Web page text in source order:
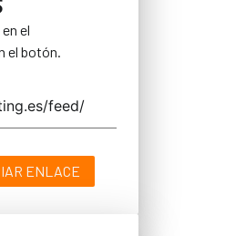
el
el botón.
ENLACE